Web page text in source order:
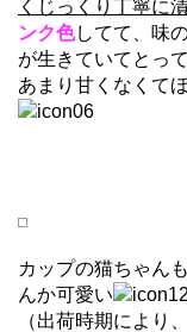
くじっくり丁寧に
ンク色してて、味
が生きていてとっ
あまり甘くなくて
カップの猫ちゃん
んか可愛い
（出荷時期により